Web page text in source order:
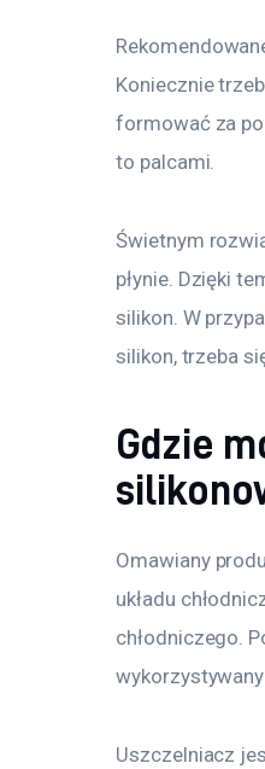
Koniecznie
formować za
to palcami.
Świetnym
płynie. Dzięki
silikon. W
silikon, trzeba
Gdzie
Omawiany
układu
chłodniczego.
Uszczelniacz